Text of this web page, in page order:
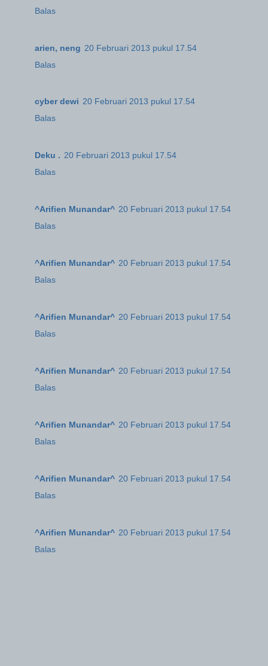
Balas
arien, neng 20 Februari 2013 pukul 17.54
Balas
cyber dewi 20 Februari 2013 pukul 17.54
Balas
Deku . 20 Februari 2013 pukul 17.54
Balas
^Arifien Munandar^ 20 Februari 2013 pukul 17.54
Balas
^Arifien Munandar^ 20 Februari 2013 pukul 17.54
Balas
^Arifien Munandar^ 20 Februari 2013 pukul 17.54
Balas
^Arifien Munandar^ 20 Februari 2013 pukul 17.54
Balas
^Arifien Munandar^ 20 Februari 2013 pukul 17.54
Balas
^Arifien Munandar^ 20 Februari 2013 pukul 17.54
Balas
^Arifien Munandar^ 20 Februari 2013 pukul 17.54
Balas